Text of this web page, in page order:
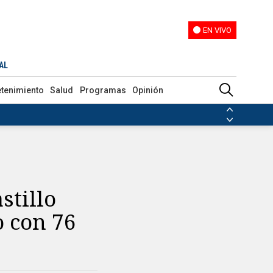
EN VIVO
Salud Programas Opinión
76